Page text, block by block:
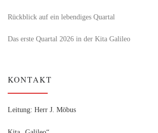
Rückblick auf ein lebendiges Quartal
Das erste Quartal 2026 in der Kita Galileo
KONTAKT
Leitung: Herr J. Möbus